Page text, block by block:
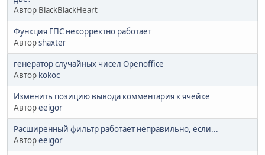
Автор BlackBlackHeart
Функция ГПС некорректно работает
Авторshaxter
генератор случайных чисел Openoffice
Автор kokoc
Изменить позицию вывода комментария к ячейке
Авторeeigor
Расширенный фильтр работает неправильно, если...
Авторeeigor